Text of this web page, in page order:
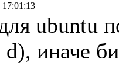
17:01:13
ubuntu
d), иначе